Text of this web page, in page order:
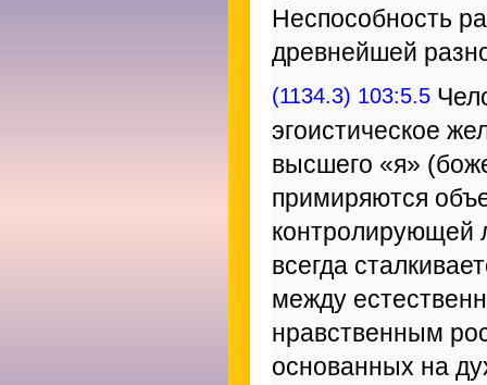
Неспособность
древнейшей
(1134.3) 103:5.5
эгоистическое
высшего «я»
примиряются
контролирующей
всегда
между
нравственным
основанных на